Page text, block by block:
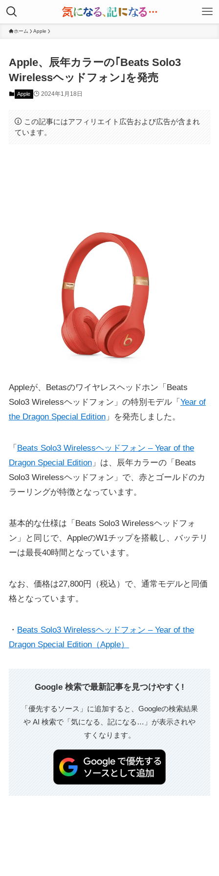
ホーム Apple
Apple、辰年カラーの｢Beats Solo3
Wirelessヘッドフォン｣を発売
Apple 2024年1月18日
この記事にはアフィリエイト広告および広告が含まれ
ています。
Appleが、Betasのワイヤレスヘッドホン「Beats
Solo3 Wirelessヘッドフォン」の特別モデル「 Year of
the Dragon Special Edition」を発売しました。
「 Beats Solo3 Wirelessヘッドフォン – Year of the
Dragon Special Edition」は、辰年カラーの「Beats
Solo3 Wirelessヘッドフォン」で、赤とゴールドのカ
ラーリングが特徴となっています。
基本的な仕様は「Beats Solo3 Wirelessヘッドフォ
ン」と同じで、AppleのW1チップを搭載し、バッテリ
ーは最長40時間となっています。
なお、価格は27,800円（税込）で、通常モデルと同価
格となっています。
・ Beats Solo3 Wirelessヘッドフォン – Year of the
Dragon Special Edition（Apple）
Google 検索で最新記事を見つけやすく!
「優先するソース」に追加すると、Googleの検索結果
や AI 検索で「気になる、記になる…」が表示されや
すくなります。